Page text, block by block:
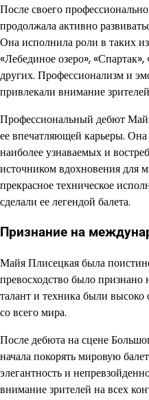
После своего
продолжала активно
Она исполнила роли в таких
«Лебединое озеро»,
других. Профессионализм и
привлекали внимание
Профессиональный дебют
ее впечатляющей карьеры. Она
наиболее узнаваемых и
источником вдохновения для
прекрасное техническое
сделали ее легендой балета.
Признание на
Майя Плисецкая была
превосходство было
талант и техника были
со всего мира.
После дебюта на сцене
начала покорять мировую
элегантность и
внимание зрителей на всех